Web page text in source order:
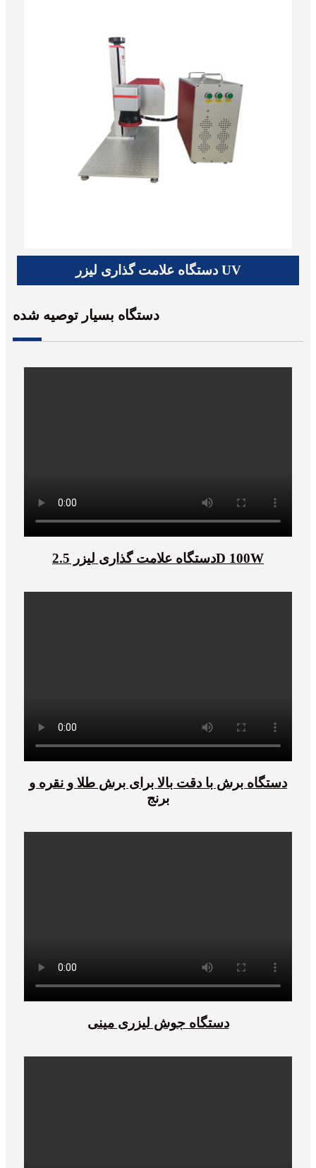
دستگاه علامت گذاری لیزر UV
دستگاه بسیار توصیه شده
دستگاه علامت گذاری لیزر 2.5D 100W
دستگاه برش با دقت بالا برای برش طلا و نقره و
برنج
دستگاه جوش لیزری مینی